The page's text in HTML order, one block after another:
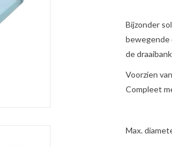
Bijzonder
bewegende
de
Voorzien
Compleet
Max.